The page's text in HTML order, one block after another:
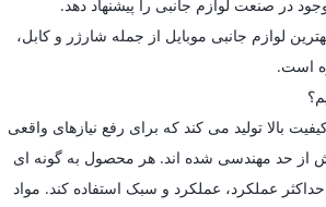
در صنعت لوازم جانبی را پیشنهاد دهد.
لوازم جانبی موبایل از جمله شارژر و کابل،
است.
بالا تولید می کند که برای رفع نیازهای واقعی
از حد مهندسی شده اند. هر محصول به گونه ای
عملکرد، عملکرد و سبک استفاده کند. مواد